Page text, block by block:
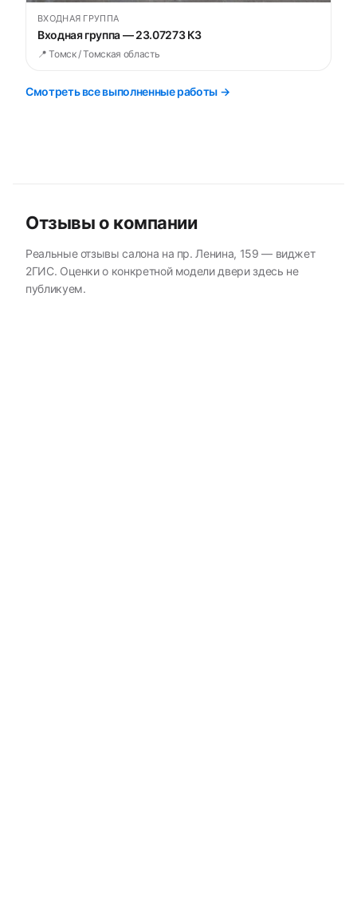
ВХОДНАЯ ГРУППА
Входная группа — 23.07273 К3
📍 Томск / Томская область
Смотреть все выполненные работы →
Отзывы о компании
Реальные отзывы салона на пр. Ленина, 159 — виджет
2ГИС. Оценки о конкретной модели двери здесь не
публикуем.